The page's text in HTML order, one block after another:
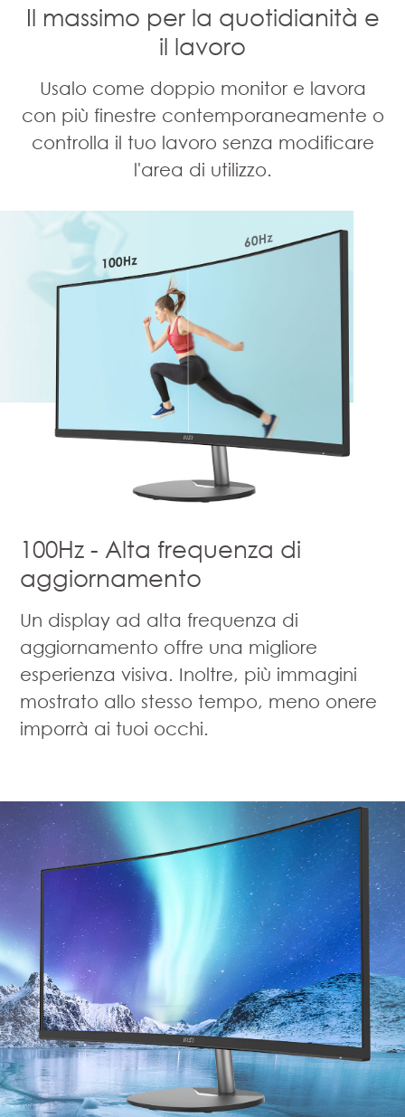
Il massimo per la quotidianità e
il lavoro
Usalo come doppio monitor e lavora
con più finestre contemporaneamente o
controlla il tuo lavoro senza modificare
l'area di utilizzo.
100Hz - Alta frequenza di
aggiornamento
Un display ad alta frequenza di
aggiornamento offre una migliore
esperienza visiva. Inoltre, più immagini
mostrato allo stesso tempo, meno onere
imporrà ai tuoi occhi.